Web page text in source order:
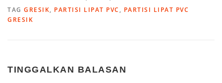
TAG GRESIK, PARTISI LIPAT PVC , PARTISI LIPAT PVC
GRESIK
TINGGALKAN BALASAN